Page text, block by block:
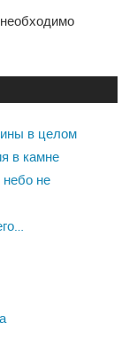
в целом
в камне
не